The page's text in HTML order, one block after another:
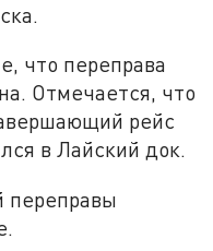
что переправа
Отмечается, что
рейс
в Лайский док.
переправы